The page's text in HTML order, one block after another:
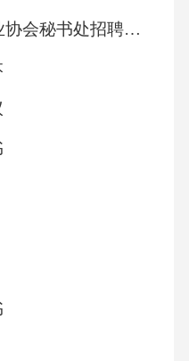
。若乙方未按照本
每逾期一日，应按
支付违约金。逾期
，甲方有权解除本合
产品对应的货款及
合同的任何变更或
，并签订书面协
合同的组成部分，
。2.合同解除经双方
。若一方严重违反
除本合同，并要求
2025年池州市银行业协会秘书处招聘笔试历年典型考题及考点剖析附带答案详解2套